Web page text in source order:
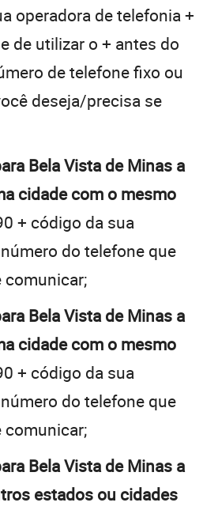
operadora de telefonia +
de utilizar o + antes do
de telefone fixo ou
deseja/precisa se
Bela Vista de Minas a
cidade com o mesmo
+ código da sua
do telefone que
comunicar;
Bela Vista de Minas a
cidade com o mesmo
+ código da sua
do telefone que
comunicar;
Bela Vista de Minas a
estados ou cidades